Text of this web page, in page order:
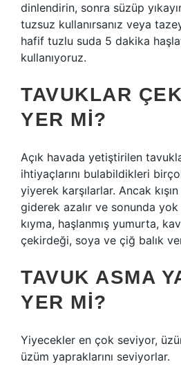
dinlendirin, sonra süzüp
tuzsuz kullanırsanız veya
hafif tuzlu suda 5 dakika
kullanıyoruz.
TAVUKLAR
YER MI?
Açık havada yetiştirilen
ihtiyaçlarını bulabildikleri
yiyerek karşılarlar. Ancak
giderek azalır ve sonunda yok
kıyma, haşlanmış yumurta,
çekirdeği, soya ve çiğ balık
TAVUK ASMA
YER MI?
Yiyecekler en çok seviyor,
üzüm yapraklarını seviyorlar.